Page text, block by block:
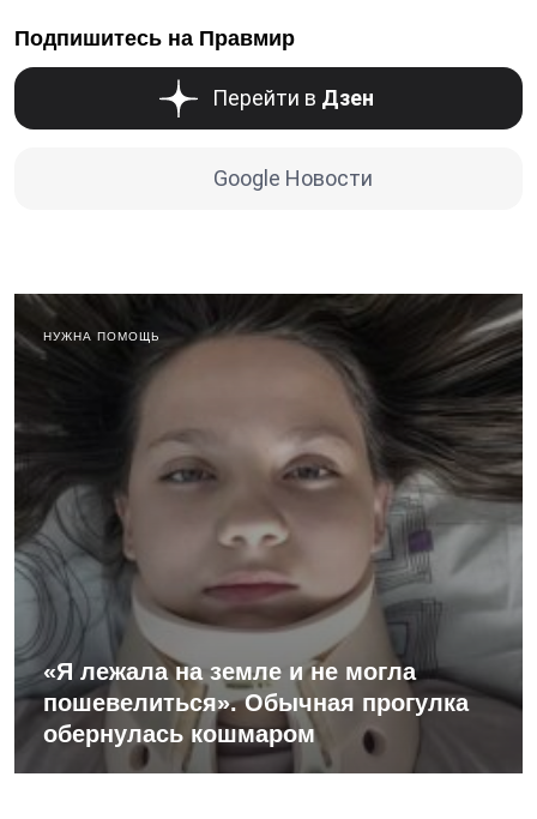
Подпишитесь на Правмир
Перейти в Дзен
Google Новости
НУЖНА ПОМОЩЬ
«Я лежала на земле и не могла
пошевелиться». Обычная прогулка
обернулась кошмаром